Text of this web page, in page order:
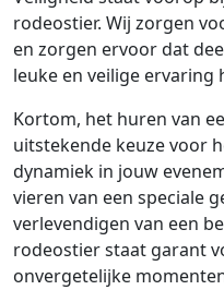
rodeostier. Wij zorgen
en zorgen ervoor dat
leuke en veilige ervaring
Kortom, het huren van
uitstekende keuze voor
dynamiek in jouw
vieren van een speciale
verlevendigen van een
rodeostier staat garant
onvergetelijke